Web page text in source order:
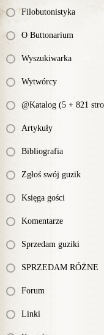
Filobutonistyka
O Buttonarium
Wyszukiwarka
Wytwórcy
@Katalog (5 + 821
Artykuły
Bibliografia
Zgłoś swój guzik
Księga gości
Komentarze
Sprzedam guziki
SPRZEDAM RÓŻNE
Forum
Linki